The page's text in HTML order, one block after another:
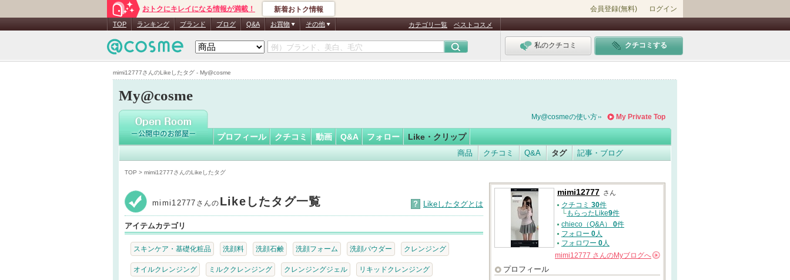
mimi12777さんのLikeしたタグ - My@cosme
おトクにキレイになる情報が満載！ 新着おトク情報 会員登録(無料) ログイン
TOP ランキング ブランド ブログ Q&A お買物 その他 カテゴリ一覧 ベストコスメ
私のクチコミ クチコミする
My@cosme
mimi12777さん
My Private Top
My@cosmeの使い方
プロフィール クチコミ 動画 Q&A フォロー Like・クリップ
商品 クチコミ Q&A タグ 記事・ブログ
TOP > mimi12777さんのLikeしたタグ
mimi12777 さんの Likeしたタグ一覧 ? Likeしたタグとは
アイテムカテゴリ
スキンケア・基礎化粧品 洗顔料 洗顔石鹸 洗顔フォーム 洗顔パウダー クレンジング
オイルクレンジング ミルククレンジング クレンジングジェル リキッドクレンジング
mimi12777 さん
クチコミ 30件
└もらったLike9件
chieco（Q&A） 0件
フォロー 0人
フォロワー 0人
mimi12777 さんのMyブログへ
プロフィール